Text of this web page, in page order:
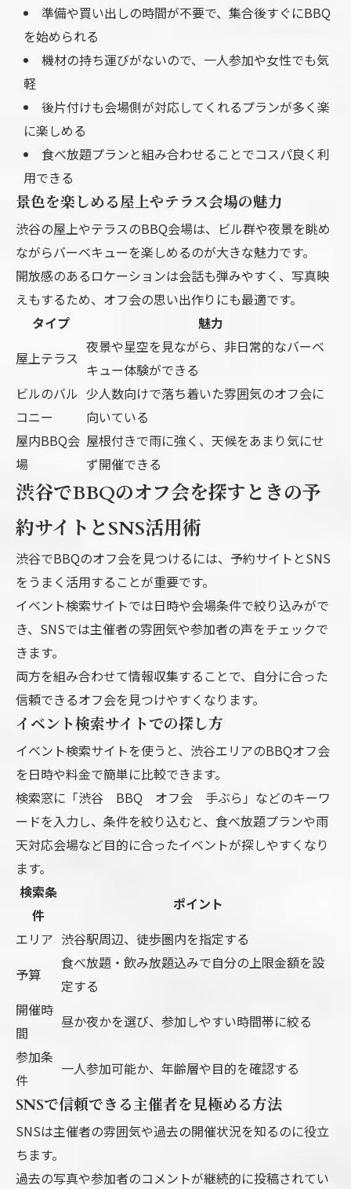
準備や買い出しの時間が不要で、集合後すぐにBBQ
を始められる
機材の持ち運びがないので、一人参加や女性でも気
軽
後片付けも会場側が対応してくれるプランが多く楽
に楽しめる
食べ放題プランと組み合わせることでコスパ良く利
用できる
景色を楽しめる屋上やテラス会場の魅力
渋谷の屋上やテラスのBBQ会場は、ビル群や夜景を眺め
ながらバーベキューを楽しめるのが大きな魅力です。
開放感のあるロケーションは会話も弾みやすく、写真映
えもするため、オフ会の思い出作りにも最適です。
タイプ
魅力
屋上テラス
夜景や星空を見ながら、非日常的なバーベ
キュー体験ができる
ビルのバル
コニー
少人数向けで落ち着いた雰囲気のオフ会に
向いている
屋内BBQ会
場
屋根付きで雨に強く、天候をあまり気にせ
ず開催できる
渋谷でBBQのオフ会を探すときの予
約サイトとSNS活用術
渋谷でBBQのオフ会を見つけるには、予約サイトとSNS
をうまく活用することが重要です。
イベント検索サイトでは日時や会場条件で絞り込みがで
き、SNSでは主催者の雰囲気や参加者の声をチェックで
きます。
両方を組み合わせて情報収集することで、自分に合った
信頼できるオフ会を見つけやすくなります。
イベント検索サイトでの探し方
イベント検索サイトを使うと、渋谷エリアのBBQオフ会
を日時や料金で簡単に比較できます。
検索窓に「渋谷 BBQ オフ会 手ぶら」などのキーワ
ードを入力し、条件を絞り込むと、食べ放題プランや雨
天対応会場など目的に合ったイベントが探しやすくなり
ます。
検索条
件
ポイント
エリア 渋谷駅周辺、徒歩圏内を指定する
予算
食べ放題・飲み放題込みで自分の上限金額を設
定する
開催時
間
昼か夜かを選び、参加しやすい時間帯に絞る
参加条
件
一人参加可能か、年齢層や目的を確認する
SNSで信頼できる主催者を見極める方法
SNSは主催者の雰囲気や過去の開催状況を知るのに役立
ちます。
過去の写真や参加者のコメントが継続的に投稿されてい